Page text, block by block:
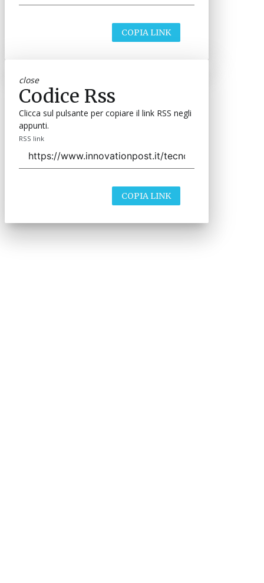
COPIA LINK
close
Codice Rss
Clicca sul pulsante per copiare il link RSS negli
appunti.
RSS link
COPIA LINK